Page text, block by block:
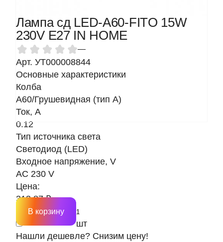
Лампа сд LED-A60-FITO 15W
230V Е27 IN HOME
—
Арт. УТ000008844
Основные характеристики
Колба
A60/Грушевидная (тип A)
Ток, A
0.12
Тип источника света
Светодиод (LED)
Входное напряжение, V
AC 230 V
Цена:
313.87 ₽
шт
В корзину
Нашли дешевле? Снизим цену!